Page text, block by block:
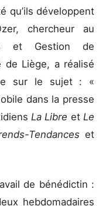
qu’ils développent
chercheur au
et Gestion de
de Liège, a réalisé
sur le sujet : «
dans la presse
La Libre et Le
Tendances et
de bénédictin :
hebdomadaires